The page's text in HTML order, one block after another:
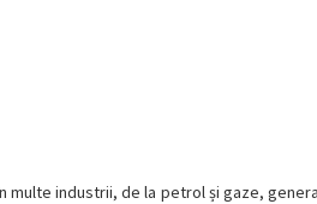
industrii, de la petrol și gaze,